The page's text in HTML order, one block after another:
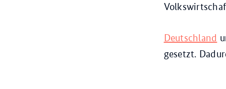
Deutschland
gesetzt.